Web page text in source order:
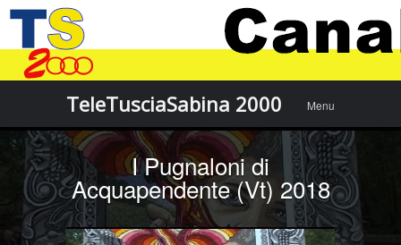
TeleTusciaSabina 2000
content
Menu
I Pugnaloni di
Acquapendente (Vt) 2018